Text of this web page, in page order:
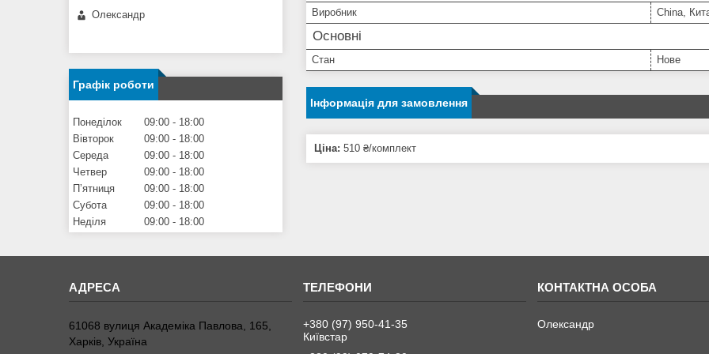
Виробник China,
Основні
Стан Нове
Інформація для замовлення
Ціна: 510 ₴/комплект
Олександр
Графік роботи
Понеділок 09:00
18:00
Вівторок
09:00
18:00
Середа
09:00
18:00
Четвер
09:00
18:00
Пʼятниця
09:00
18:00
Субота
09:00
18:00
Неділя
09:00 18:00
61068 вулиця Академіка Павлова, 165,
Харків, Україна
+380 (97) 950-41-35
Київстар
Олександр